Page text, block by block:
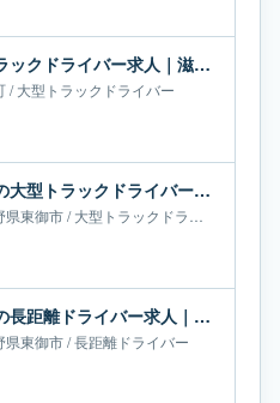
司企業株式会社の大型トラックドライバー求人｜滋賀県竜王町｜月給20万-38万円
/大型トラックドライバー
アート梱包運輸株式会社の大型トラックドライバー求人｜長野県東御市｜月給37万円
県東御市/大型トラックドライバー
アート梱包運輸株式会社の長距離ドライバー求人｜長野県東御市｜月給69万円
県東御市/長距離ドライバー